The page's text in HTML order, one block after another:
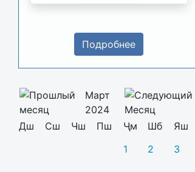
Подробнее
Март
2024
Дш
Сш Чш Пш Ҷм Шб
Яш
1
2 3